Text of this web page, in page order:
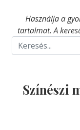
Használja a
tartalmat. A
Színészi